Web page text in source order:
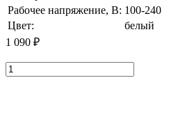
Рабочее напряжение, В: 100-240
Цвет:
белый
1 090 ₽